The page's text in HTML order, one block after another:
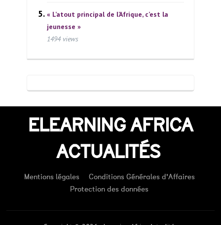
« L’atout principal de l’Afrique, c’est la
jeunesse »
1494 views
ELEARNING AFRICA
ACTUALITÉS
Mentions légales
Conditions Générales d’Affaires
Protection des données